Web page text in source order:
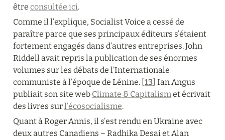
être consultée ici.
Comme il l’explique, Socialist Voice a cessé de
paraître parce que ses principaux éditeurs s’étaient
fortement engagés dans d’autres entreprises. John
Riddell avait repris la publication de ses énormes
volumes sur les débats de l’Internationale
communiste à l’époque de Lénine. [13] Ian Angus
publiait son site web Climate & Capitalism et écrivait
des livres sur l’écosocialisme.
Quant à Roger Annis, il s’est rendu en Ukraine avec
deux autres Canadiens – Radhika Desai et Alan